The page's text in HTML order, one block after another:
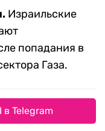
Израильские
попадания в
Газа.
в Telegram